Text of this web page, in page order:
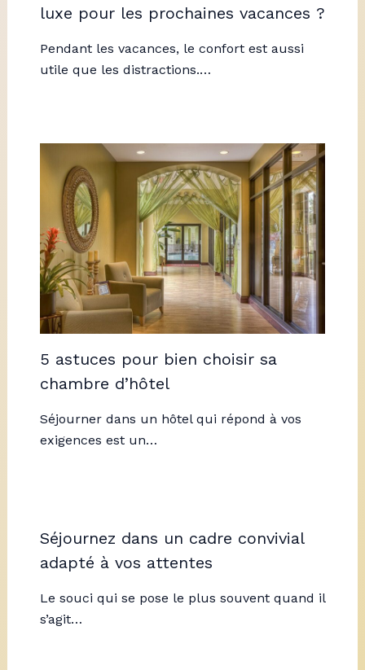
luxe pour les prochaines vacances ?
Pendant les vacances, le confort est aussi
utile que les distractions.…
5 astuces pour bien choisir sa
chambre d’hôtel
Séjourner dans un hôtel qui répond à vos
exigences est un…
Séjournez dans un cadre convivial
adapté à vos attentes
Le souci qui se pose le plus souvent quand il
s’agit…